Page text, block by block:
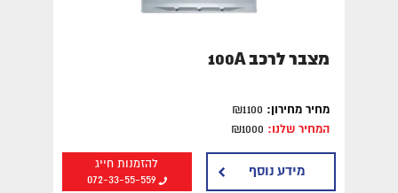
מצבר לרכב 100A
מחיר מחירון:
המחיר שלנו:
להזמנות חייג
072-33-55-559
מידע נוסף